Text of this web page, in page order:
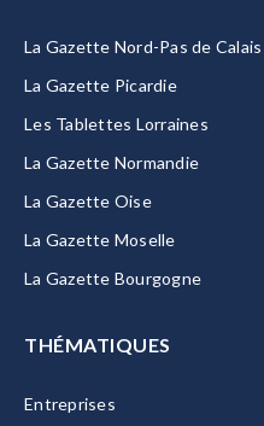
La Gazette Nord-Pas de Calais
La Gazette Picardie
Les Tablettes Lorraines
La Gazette Normandie
La Gazette Oise
La Gazette Moselle
La Gazette Bourgogne
THÉMATIQUES
Entreprises